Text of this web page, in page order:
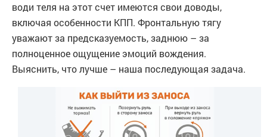
води теля на этот счет имеются свои доводы,
включая особенности КПП. Фронтальную тягу
уважают за предсказуемость, заднюю – за
полноценное ощущение эмоций вождения.
Выяснить, что лучше – наша последующая задача.